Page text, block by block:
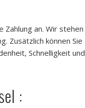
an. Wir stehen
Zusätzlich können Sie
Schnelligkeit und
: